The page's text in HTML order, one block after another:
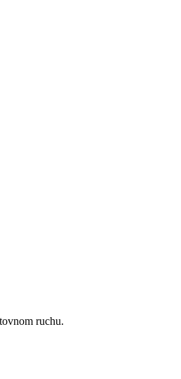
kávovarom s kapsulami
ruchu.